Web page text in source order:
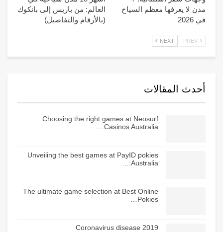
مدن لا يعرفها معظم السياح
في 2026
العالم: من باريس إلى بانكوك
(بالأرقام والتفاصيل)
NEXT
أحدث المقالات
Choosing the right games at Neosurf
Casinos Australia:…
Unveiling the best games at PayID pokies
Australia:…
The ultimate game selection at Best Online
Pokies…
Coronavirus disease 2019